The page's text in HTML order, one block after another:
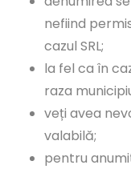
nefiind
cazul SRL;
la fel ca în
raza
veți avea
valabilă;
pentru